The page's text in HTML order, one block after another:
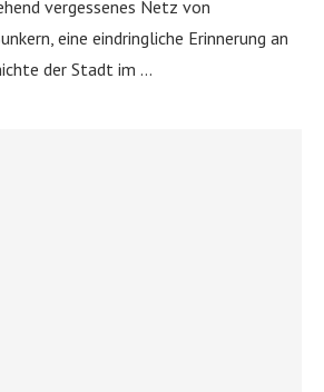
vergessenes Netz von
eine eindringliche Erinnerung an
der Stadt im …